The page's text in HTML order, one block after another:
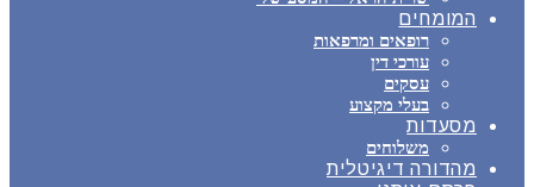
המומחים
רופאים ומרפאות
עורכי דין
עסקים
בעלי מקצוע
מסעדות
משלוחים
מהדורה דיגיטלית